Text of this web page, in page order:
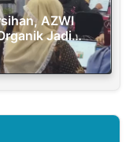
AZWI
Jadi